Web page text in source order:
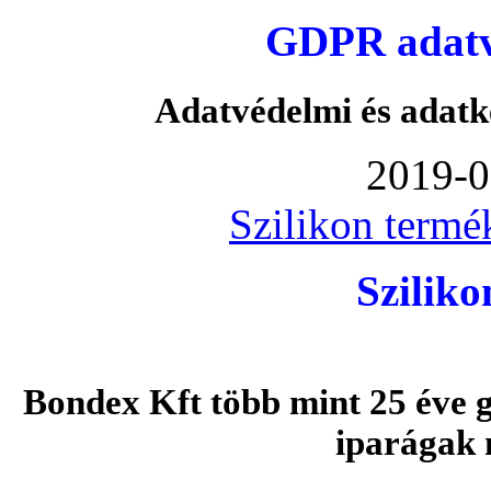
GDPR
Adatvédelmi és
2019-
Szilikon
Bondex Kft több mint 25 éve
iparágak